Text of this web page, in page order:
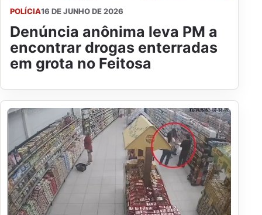
POLÍCIA16 DE JUNHO DE 2026
Denúncia anônima leva PM a
encontrar drogas enterradas
em grota no Feitosa